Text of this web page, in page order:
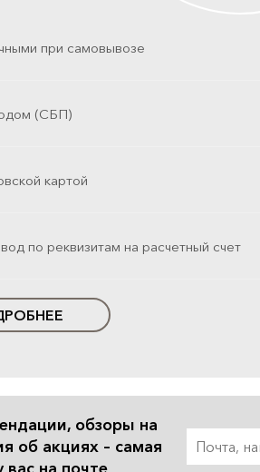
при самовывозе
(СБП)
картой
по реквизитам на расчетный счет
обзоры на
об акциях – самая